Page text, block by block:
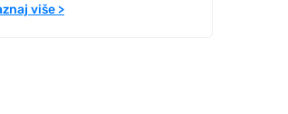
više >